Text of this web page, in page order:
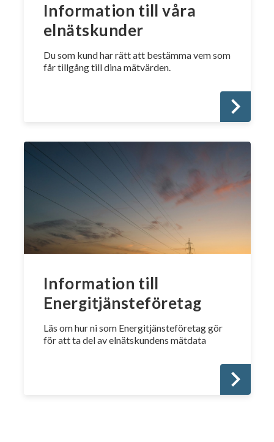
Information till våra
elnätskunder
Du som kund har rätt att bestämma vem som
får tillgång till dina mätvärden.
Information till
Energitjänsteföretag
Läs om hur ni som Energitjänsteföretag gör
för att ta del av elnätskundens mätdata